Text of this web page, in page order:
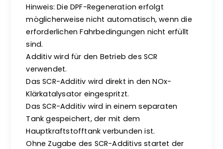
Hinweis: Die DPF-Regeneration erfolgt
möglicherweise nicht automatisch, wenn die
erforderlichen Fahrbedingungen nicht erfüllt
sind.
Additiv wird für den Betrieb des SCR
verwendet.
Das SCR-Additiv wird direkt in den NOx-
Klärkatalysator eingespritzt.
Das SCR-Additiv wird in einem separaten
Tank gespeichert, der mit dem
Hauptkraftstofftank verbunden ist.
Ohne Zugabe des SCR-Additivs startet der